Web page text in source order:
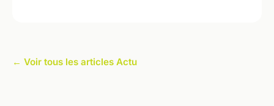
← Voir tous les articles Actu